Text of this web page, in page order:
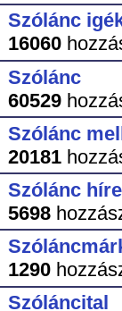
Szólánc
16060
Szólánc
60529
Szólánc
20181
Szólánc
5698
1290
Szóláncital